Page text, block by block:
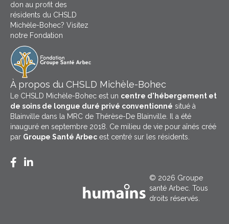
don au profit des
résidents du CHSLD
Michèle-Bohec? Visitez
notre Fondation
À propos du CHSLD Michèle-Bohec
Le CHSLD Michèle-Bohec est un centre d'hébergement et
de soins de longue duré privé conventionné situé à
Blainville dans la MRC de Thérèse-De Blainville. Il a été
inauguré en septembre 2018. Ce milieu de vie pour aînés créé
par Groupe Santé Arbec est centré sur les résidents.
Facebook CHSLD Michèle Bohec
LinkedIn Groupe Santé Arbec
© 2026 Groupe
santé Arbec. Tous
droits réservés.